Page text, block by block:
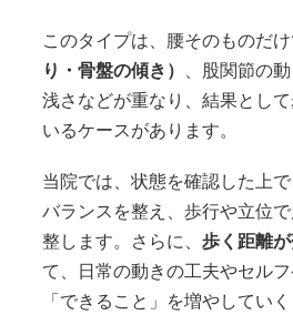
このタイプは、腰そのものだけ
り・骨盤の傾き）
、股関節の
浅さなどが重なり、結果とし
いるケースがあります。
当院では、状態を確認した上
バランスを整え、歩行や立位
整します。さらに、 歩く距離
て、日常の動きの工夫やセル
「できること」を増やしてい